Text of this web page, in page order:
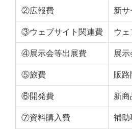
②広報費 新
③ウェブサイト関連費 ウ
④展示会等出展費 展
⑤旅費 販
⑥開発費 新
⑦資料購入費 補助